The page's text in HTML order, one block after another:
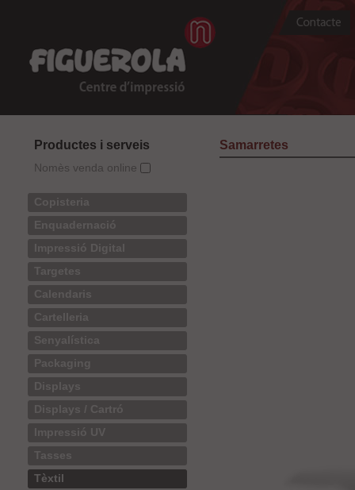
Productes i serveis
Nomès venda online
Copisteria
Enquadernació
Impressió Digital
Targetes
Calendaris
Cartelleria
Senyalística
Packaging
Displays
Displays / Cartró
Impressió UV
Tasses
Tèxtil
Samarretes